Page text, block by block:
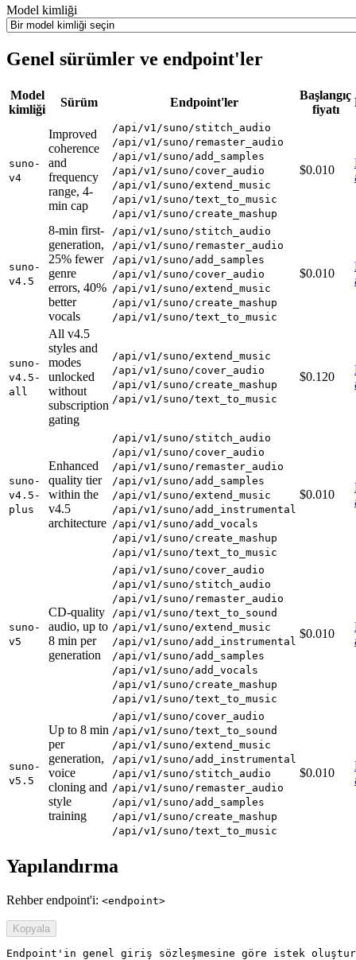
Model kimliği
Genel sürümler ve endpoint'ler
Model
kimliği
Sürüm Endpoint'ler
Başlangıç
fiyatı
suno-
v4
Improved
coherence
and
frequency
range, 4-
min cap
/api/v1/suno/stitch_audio
/api/v1/suno/remaster_audio
/api/v1/suno/add_samples
/api/v1/suno/cover_audio
/api/v1/suno/extend_music
/api/v1/suno/text_to_music
/api/v1/suno/create_mashup
$0.010
suno-
v4.5
8-min first-
generation,
25% fewer
genre
errors, 40%
better
vocals
/api/v1/suno/stitch_audio
/api/v1/suno/remaster_audio
/api/v1/suno/add_samples
/api/v1/suno/cover_audio
/api/v1/suno/extend_music
/api/v1/suno/create_mashup
/api/v1/suno/text_to_music
$0.010
suno-
v4.5-
all
All v4.5
styles and
modes
unlocked
without
subscription
gating
/api/v1/suno/extend_music
/api/v1/suno/cover_audio
/api/v1/suno/create_mashup
/api/v1/suno/text_to_music
$0.120
suno-
v4.5-
plus
Enhanced
quality tier
within the
v4.5
architecture
/api/v1/suno/stitch_audio
/api/v1/suno/cover_audio
/api/v1/suno/remaster_audio
/api/v1/suno/add_samples
/api/v1/suno/extend_music
/api/v1/suno/add_instrumental
/api/v1/suno/add_vocals
/api/v1/suno/create_mashup
/api/v1/suno/text_to_music
$0.010
suno-
v5
CD-quality
audio, up to
8 min per
generation
/api/v1/suno/cover_audio
/api/v1/suno/stitch_audio
/api/v1/suno/remaster_audio
/api/v1/suno/text_to_sound
/api/v1/suno/extend_music
/api/v1/suno/add_instrumental
/api/v1/suno/add_samples
/api/v1/suno/add_vocals
/api/v1/suno/create_mashup
/api/v1/suno/text_to_music
$0.010
suno-
v5.5
Up to 8 min
per
generation,
voice
cloning and
style
training
/api/v1/suno/cover_audio
/api/v1/suno/text_to_sound
/api/v1/suno/extend_music
/api/v1/suno/add_instrumental
/api/v1/suno/stitch_audio
/api/v1/suno/remaster_audio
/api/v1/suno/add_samples
/api/v1/suno/create_mashup
/api/v1/suno/text_to_music
$0.010
Yapılandırma
Rehber endpoint'i: <endpoint>
Kopyala
Endpoint'in genel giriş sözleşmesine göre istek